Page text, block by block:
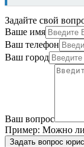
Задайте свой
Ваше имя
Ваш телефон
Ваш город
Ваш вопрос
Пример: Можно
Задать вопрос